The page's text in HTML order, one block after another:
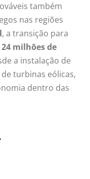
também
nas regiões
, a transição para
24 milhões de
a instalação de
turbinas eólicas,
dentro das